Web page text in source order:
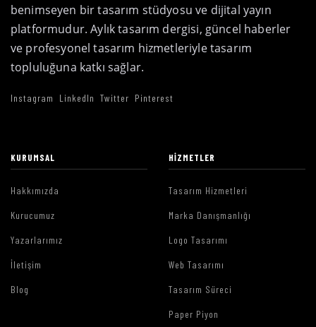
benimseyen bir tasarım stüdyosu ve dijital yayın
platformudur. Aylık tasarım dergisi, güncel haberler
ve profesyonel tasarım hizmetleriyle tasarım
topluluğuna katkı sağlar.
Instagram LinkedIn Twitter Pinterest
KURUMSAL
Hakkımızda
Kurucumuz
Yazarlarımız
İletişim
Blog
HIZMETLER
Tasarım Hizmetleri
Marka Danışmanlığı
Logo Tasarımı
Web Tasarımı
Tasarım Süreci
Paper Piyon